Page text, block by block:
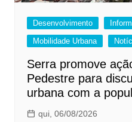
Desenvolvimento
Mobilidade Urbana
Serra promove
Pedestre para
urbana com a
qui, 06/08/2026